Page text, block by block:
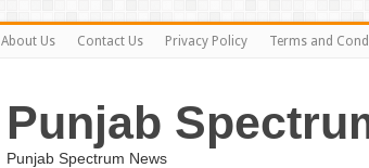
About Us Contact Us Privacy Policy Terms and
Punjab
Punjab Spectrum News